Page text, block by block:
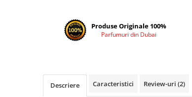
Anfar London
Produse Originale 100%
Parfumuri din Dubai
Descriere Caracteristici Review-uri (2)